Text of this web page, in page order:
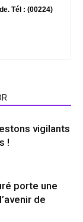
Tél : (00224)
vigilants
!
porte une
de